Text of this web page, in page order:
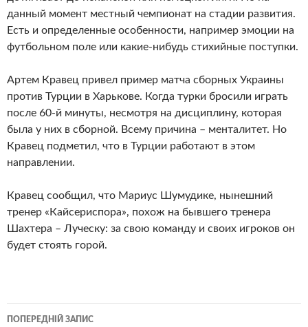
данный момент местный чемпионат на стадии развития.
Есть и определенные особенности, например эмоции на
футбольном поле или какие-нибудь стихийные поступки.
Артем Кравец привел пример матча сборных Украины
против Турции в Харькове. Когда турки бросили играть
после 60-й минуты, несмотря на дисциплину, которая
была у них в сборной. Всему причина – менталитет. Но
Кравец подметил, что в Турции работают в этом
направлении.
Кравец сообщил, что Мариус Шумудике, нынешний
тренер «Кайсериспора», похож на бывшего тренера
Шахтера – Луческу: за свою команду и своих игроков он
будет стоять горой.
Навігація
ПОПЕРЕДНІЙ ЗАПИС